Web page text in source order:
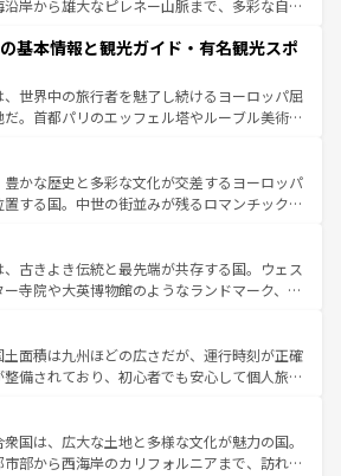
など、絶品のイタリア料理を堪能することも
イタリアで、忘れられない旅をしてみよう！
イタリア情報は
岸から雄大なピレネー山脈まで、多彩な自然
この国では、情熱的なフラメンコ、熱気あふ
そして美味しいタパスが生活の一部となってい
ドリードの洗練された雰囲気や、バルセロナの
た街角から、地方では古代ローマ遺跡や中世
によって風土や気候が異なるスペインはその個
性で訪れる人を魅了する。 なお、新着のスペイン情報は コ
覧を参照してほしい。
基本情報と観光ガイド・有名観光スポ
、世界中の旅行者を魅了し続けるヨーロッパ屈
。首都パリのエッフェル塔やルーブル美術館
魅力が詰まっている。華麗な宮殿、歴史的な大
いビーチ、そして豊かな自然が、訪れる者を心
る。また、フランスは美食の国としても知ら
パンの発祥地であるランス、プロヴァンスの
ベンダー畑など、多彩な楽しみ方が可能だ。さ
以外の地域にも魅力が溢れており、どの街角に
足を運ぶとそれぞれで全く異なる文化を体験で
きるだろう。 なお、新着のフランス情報はコンテンツ一覧
しい。
豊かな歴史と多彩な文化が交差するヨーロッパ
置する国。中世の街並みが残るロマンチック街
国は、どこを歩いても飽きることがない。ベ
化的活気、バイエルン州のアルプスの絶景、そ
川沿いのワイン畑といった風景は必見。ビール
人にはぜひ体験してほしい。 なお、新着の
はコンテンツ一覧を参照してほしい。
、古きよき伝統と最先端が共存する国。ウェス
ー寺院や大英博物館のようなランドマーク、歴
異なる魅力がある。また、優雅なアフタヌーン
ール好きにはたまらない英国パブ、サッカー観
場だからこそできる体験も豊富。イギリスを旅
参照してほしい。
土面積は九州ほどの広さだが、運行時刻が正確
整備されており、初心者でも安心して個人旅行
まま残る町や、スイスならではのユニークな
、アルプス観光だけでなく町歩きも満喫する
る。国民の所得が高いため物価も高いが、旅行
国は、広大な土地と多様な文化が魅力の国。
市部から西海岸のカリフォルニアまで、訪れる